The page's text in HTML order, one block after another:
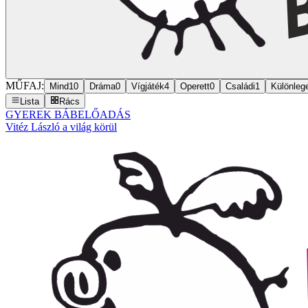
MŰFAJ: Mind10 Dráma0 Vígjáték4 Operett0 Családi1
Lista
Rács
GYEREK BÁBELŐADÁS
Vitéz László a világ körül